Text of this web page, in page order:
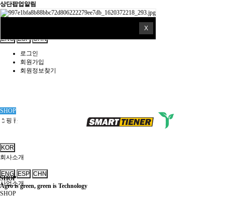
상단팝업알림
X
ENG ESP CHN
로그인
회원가입
회원정보찾기
쇼핑몰
KOR
ENG ESP CHN
회사소개
사업소개
SHOP
SHOP
Agro is green, green is Technology
SHOP